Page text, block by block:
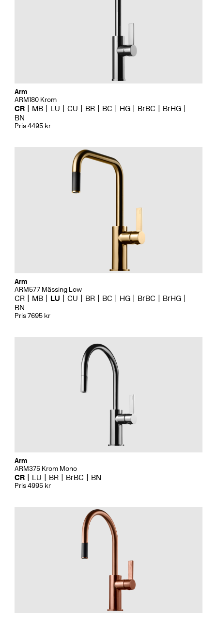
Arm
ARM180 Krom
CR MB LU CU BR BC HG BrBC
BrHG
BN
Pris 4495 kr
Arm
ARM577 Mässing Low
CR MB LU CU BR BC HG BrBC
BrHG
BN
Pris 7695 kr
Arm
ARM375 Krom Mono
CR LU BR BrBC BN
Pris 4995 kr